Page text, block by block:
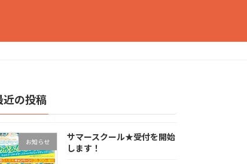
近の投稿
お知らせ
サマースクール★受付を開始
します！